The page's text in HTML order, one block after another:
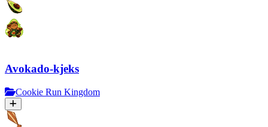
Avokado-kjeks
Cookie Run Kingdom